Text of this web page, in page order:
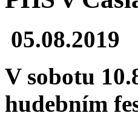
05.08.2019
V sobotu
hudebním